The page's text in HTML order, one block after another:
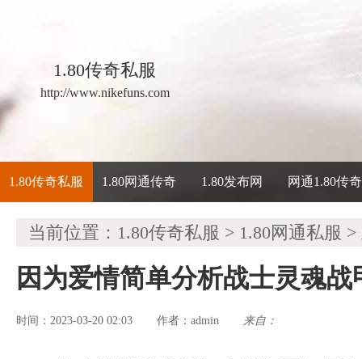
1.80传奇私服
http://www.nikefuns.com
1.80传奇私服 1.80网通传奇 1.80发布网 网通1.80传奇
当前位置： 1.80传奇私服 > 1.80网通私服 >
因为爱情简单分析战士灵魂战
时间：2023-03-20 02:03 作者： admin 来自：